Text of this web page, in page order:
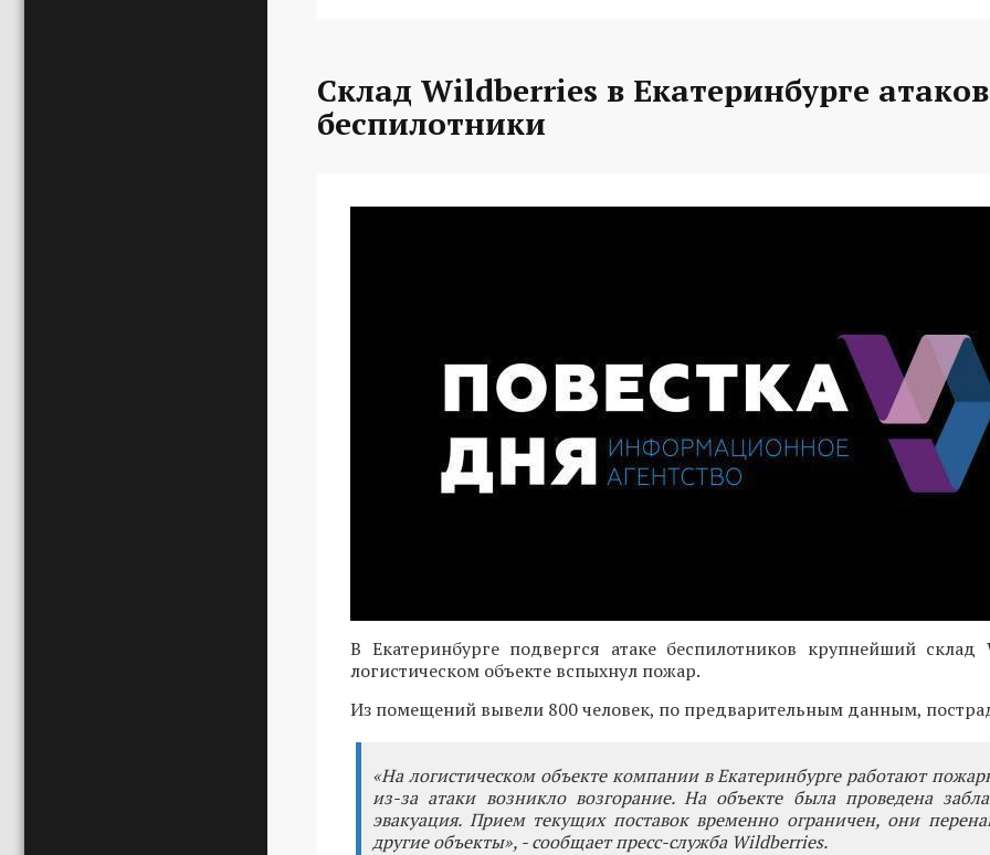
Склад Wildberries в Екатеринбурге
беспилотники
В Екатеринбурге подвергся атаке беспилотников крупнейший склад
логистическом объекте вспыхнул пожар.
Из помещений вывели 800 человек, по предварительным данным,
«На логистическом объекте компании в Екатеринбурге работают
из-за атаки возникло возгорание. На объекте была проведена
эвакуация. Прием текущих поставок временно ограничен, они
другие объекты», - сообщает пресс-служба Wildberries.